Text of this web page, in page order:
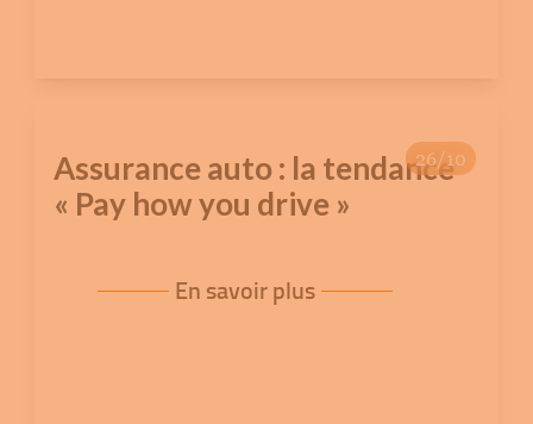
26/10
Assurance auto : la tendance
« Pay how you drive »
En savoir plus